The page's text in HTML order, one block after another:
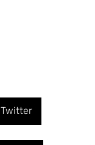
Twitter